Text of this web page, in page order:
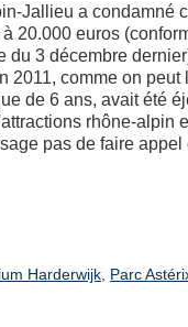
Jallieu a condamné
20.000 euros
du 3 décembre
2011, comme on peut
de 6 ans, avait été
rhône-alpin
pas de faire appel
Harderwijk, Parc